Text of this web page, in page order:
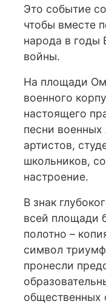
Это событие
чтобы вместе
народа в годы
войны.
На площади
военного
настоящего
песни военных
артистов,
школьников,
настроение.
В знак
всей площади
полотно –
символ
пронесли
общественных